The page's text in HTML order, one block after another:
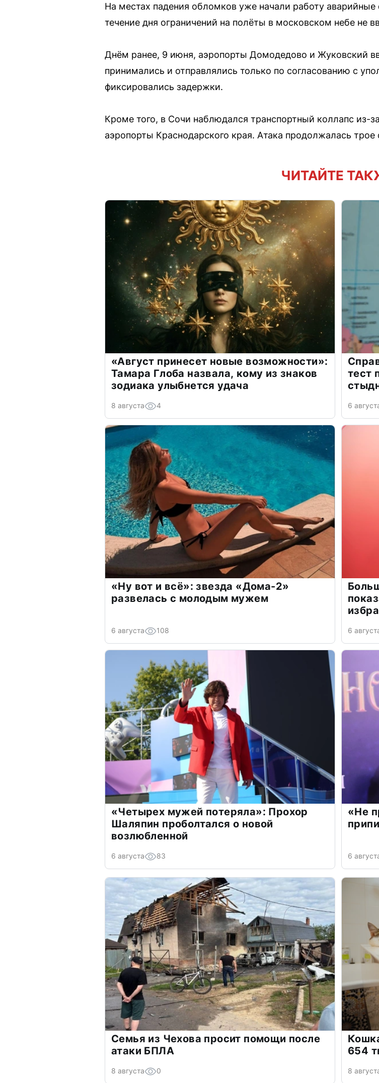
На местах падения обломков уже начали работу
течение дня ограничений на полёты в московском небе не
Днём ранее, 9 июня, аэропорты Домодедово и Жуковский
принимались и отправлялись только по согласованию с
фиксировались задержки.
Кроме того, в Сочи наблюдался транспортный коллапс из-
аэропорты Краснодарского края. Атака продолжалась трое
ЧИТАЙТЕ
«Август принесет новые возможности»:
Тамара Глоба назвала, кому из знаков
зодиака улыбнется удача
8 августа 4
тест
6
«Ну вот и всё»: звезда «Дома-2»
развелась с молодым мужем
6 августа 108 6
«Четырех мужей потеряла»: Прохор
Шаляпин проболтался о новой
возлюбленной
6 августа 83
«Не
6
Семья из Чехова просит помощи после
атаки БПЛА
8 августа 0
654
8